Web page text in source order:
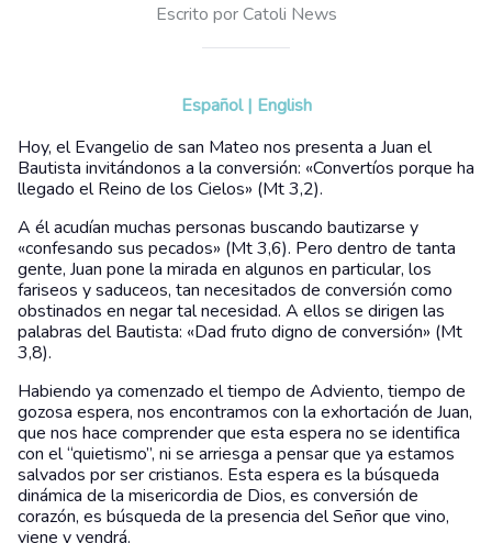
Escrito por Catoli News
Español | English
Hoy, el Evangelio de san Mateo nos presenta a Juan el
Bautista invitándonos a la conversión: «Convertíos porque ha
llegado el Reino de los Cielos» (Mt 3,2).
A él acudían muchas personas buscando bautizarse y
«confesando sus pecados» (Mt 3,6). Pero dentro de tanta
gente, Juan pone la mirada en algunos en particular, los
fariseos y saduceos, tan necesitados de conversión como
obstinados en negar tal necesidad. A ellos se dirigen las
palabras del Bautista: «Dad fruto digno de conversión» (Mt
3,8).
Habiendo ya comenzado el tiempo de Adviento, tiempo de
gozosa espera, nos encontramos con la exhortación de Juan,
que nos hace comprender que esta espera no se identifica
con el “quietismo”, ni se arriesga a pensar que ya estamos
salvados por ser cristianos. Esta espera es la búsqueda
dinámica de la misericordia de Dios, es conversión de
corazón, es búsqueda de la presencia del Señor que vino,
viene y vendrá.